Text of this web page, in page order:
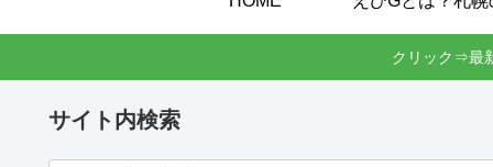
クリック⇒最
サイト内検索